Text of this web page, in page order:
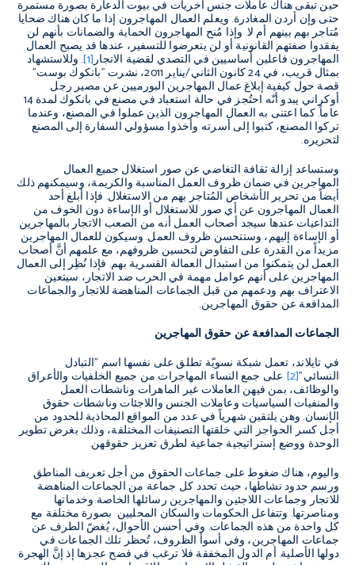
حين تبقى هناك عاملات جنس أخريات في بيوت الدعارة بصورة مستمرة
حتى وإن أردن المغادرة. ويعلم العمال المهاجرون إذا ما كان هناك ضحايا
مُتاجر بهم بينهم أم لا. وإذا مُنح المهاجرون الحماية والضمانات بأنهم لن
يفقدوا صفتهم القانونية أو لن يتعرضوا للتسفير، عندها قد يصبح العمال
المهاجرون فاعلين أساسيين في التصدي لقضية الاتجار[1]. وللاستشهاد
بمثال قريب، في 24 كانون الثاني/يناير 2011، نشرت "بانكوك بوست"
قصة حول كيفية إبلاغ عمال المهاجرين البورميين عن مصير رجل
أوكراني يبدو أنّه احتُجز في حالة استعباد في مصنع في بانكوك لمدة 14
عاماً. كما اعتنى به العمال المهاجرون الذين عملوا في المصنع، وعندما
تركوا المصنع، كتبوا إلى أسرته وأخذوا مسؤولي السفارة إلى المصنع
لتحريره.
وستساعد إزالة ثقافة التغاضي عن صور استغلال جميع العمال
المهاجرين في ضمان ظروف العمل المناسبة والكريمة، وسيمكنهم ذلك
أيضاً من تحرير الأشخاص المُتاجر بهم من الاستغلال. فإذا أبلغ أحد
العمال المهاجرون عن أي صور للاستغلال أو الإساءة دون الخوف من
التداعيات عندها سيجد أصحاب العمل أنه من الصعب الاتجار بالمهاجرين
أو الإساءة إليهم، وستتحسن ظروف العمل. وسيكون للعمال المهاجرين
مزيداً من القدرة على التفاوض لتحسين ظروفهم، مع علمهم أنَّ أصحاب
العمل لن يتمكنوا من استبدال العمالة القسرية بهم. فإذا نُظِر إلى العمال
المهاجرين على أنهم عوامل مهمة في الحرب ضد الاتجار، سيتعين
الاعتراف بهم ودعمهم من قبل الجماعات المناهضة للاتجار والجماعات
المدافعة عن حقوق المهاجرين.
الجماعات المدافعة عن حقوق المهاجرين
في تايلاند، تعمل شبكة نسويّة تطلق على نفسها اسم "التبادل
النسائي"[2] على جمع النساء المهاجرات من جميع الخلفيات والأعراق
والوظائف، بمن فيهن العاملات غير الماهرات وناشطات العمل
والمنفيات السياسيات وعاملات الجنس واللاجئات وناشطات حقوق
الإنسان. وهن يلتقين شهرياً في عدد من المواقع المحاذية للحدود من
أجل كسر الحواجز التي خلقتها التصنيفات المختلفة، وذلك بغرض تطوير
الوحدة ووضع إستراتيجية جماعية لطرق تعزيز حقوقهن.
واليوم، هناك ضغوط على جماعات الحقوق من أجل تعريف المناطق
ورسم حدود نشاطها، حيث تحدد كل جماعة من الجماعات المناهضة
للاتجار وجماعات اللاجئين والمهاجرين رسائلها الخاصة وخدماتها
ومناصرتها. وتتفاعل الحكومات والسكان المحليين بصورة مختلفة مع
كل واحدة من هذه الجماعات. وفي أحسن الأحوال، يُغضّ الطرف عن
جماعات المهاجرين، وفي أسوأ الظروف، تُحظر تلك الجماعات في
دولها الأصلية. أم الدول المخفقة فلا ترغب في فضح عجزها إذ إنَّ الهجرة